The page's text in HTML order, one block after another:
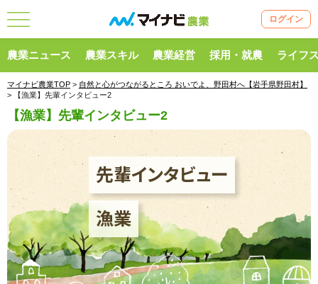
ログイン
農業ニュース 農業スキル 農業経営 採用・就農 ライフ
マイナビ農業TOP > 自然と心がつながるところ おいでよ、野田村へ【岩手県野田村】
> 【漁業】先輩インタビュー2
【漁業】先輩インタビュー2
先輩インタビュー
漁業